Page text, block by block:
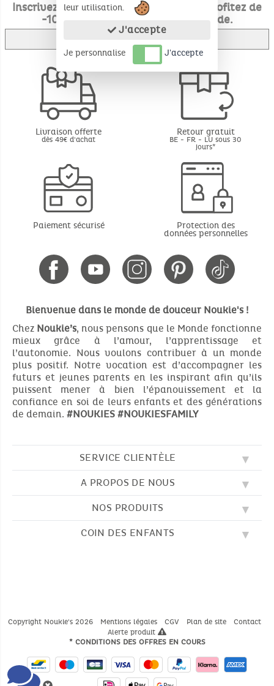
Inscrivez-vous à notre newsletter et profitez de
-10 % sur votre première commande.
Je m'inscris
Livraison offerte
dès 49€ d'achat
Retour gratuit
BE - FR - LU sous 30
jours*
Paiement sécurisé Protection des
données personnelles
Bienvenue dans le monde de douceur Noukie's !
Chez Noukie’s, nous pensons que le Monde fonctionne
mieux grâce à l’amour, l’apprentissage et
l’autonomie. Nous voulons contribuer à un monde
plus positif. Notre vocation est d’accompagner les
futurs et jeunes parents en les inspirant afin qu’ils
puissent mener à bien l’épanouissement et la
confiance en soi de leurs enfants et des générations
de demain. #NOUKIES #NOUKIESFAMILY
SERVICE CLIENTÈLE
QUESTIONS FRÉQUENTES (FAQ)
CONTACTEZ-NOUS
CGV
A PROPOS DE NOUS
NOS VALEURS
NOTRE HISTOIRE
NOS PRODUITS
BRODERIE
COIN DES ENFANTS
Copyright Noukie's 2026 Mentions légales CGV Plan de site
Contact
Alerte produit
* CONDITIONS DES OFFRES EN COURS
leur utilisation.
J'accepte
Je personnalise J'accepte